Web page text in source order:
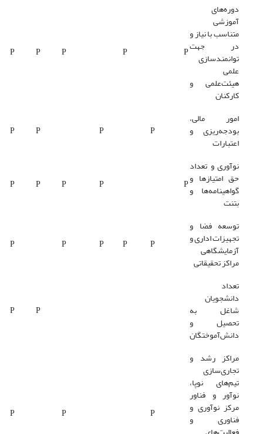
دوره‌های
آموزشی
متناسب با نیاز و
در جهت
توانمندسازی
علمی
هیئت‌علمی و
کارکنان
P
P
P
P
P
امور مالی،
بودجه‌ریزی و
اعتبارات
P
P
P
P
نوآوری و تعداد
حق امتیازها و
گواهینامه‌ها و
بتنت
P
P
P
P
P
توسعه فضا و
تجهیزات اداری و
آزمایشگاهی
مراکز تحقیقاتی
P
P
P
P
P
تعداد
دانشجویان
شاغل به
تحصیل و
دانش‌آموختگان
P
P
مراکز رشد و
تجاری‌سازی
تیم‌های نوپا،
نوآور و فناور
مرکز نوآوری و
فناوری و P
P
P